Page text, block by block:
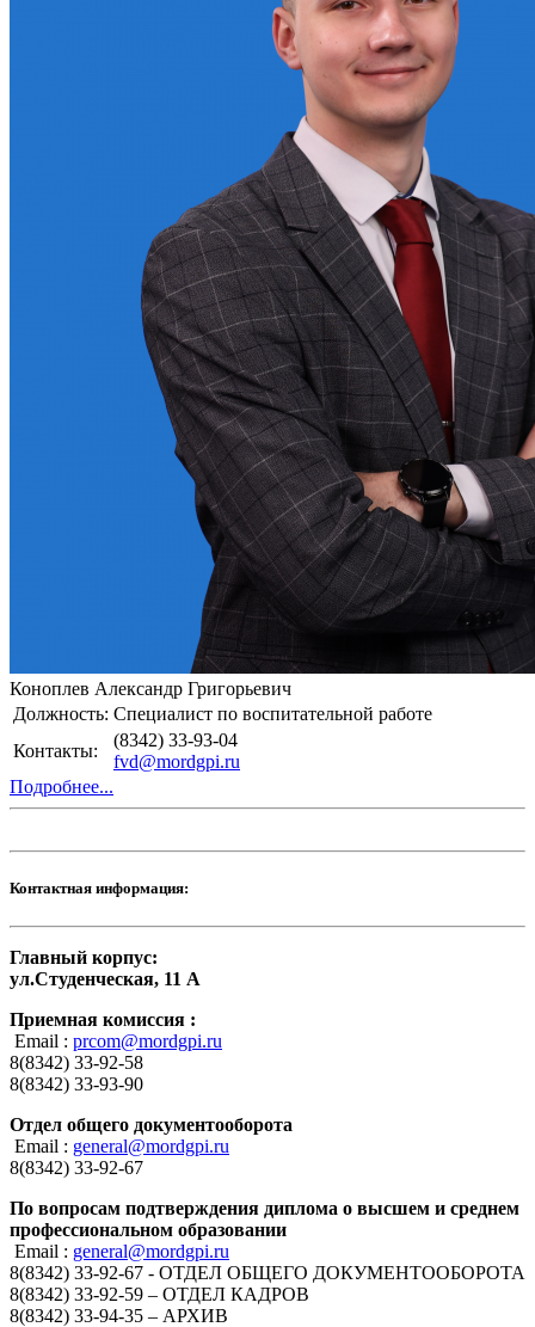
Коноплев Александр Григорьевич
Должность: Специалист по воспитательной работе
Контакты:
(8342) 33-93-04
fvd@mordgpi.ru
Подробнее...
Контактная информация:
Главный корпус:
ул.Студенческая, 11 А
Приемная комиссия :
Email : prcom@mordgpi.ru
8(8342) 33-92-58
8(8342) 33-93-90
Отдел общего документооборота
Email : general@mordgpi.ru
8(8342) 33-92-67
По вопросам подтверждения диплома о высшем и среднем
профессиональном образовании
Email : general@mordgpi.ru
8(8342) 33-92-67 - ОТДЕЛ ОБЩЕГО ДОКУМЕНТООБОРОТА
8(8342) 33-92-59 – ОТДЕЛ КАДРОВ
8(8342) 33-94-35 – АРХИВ